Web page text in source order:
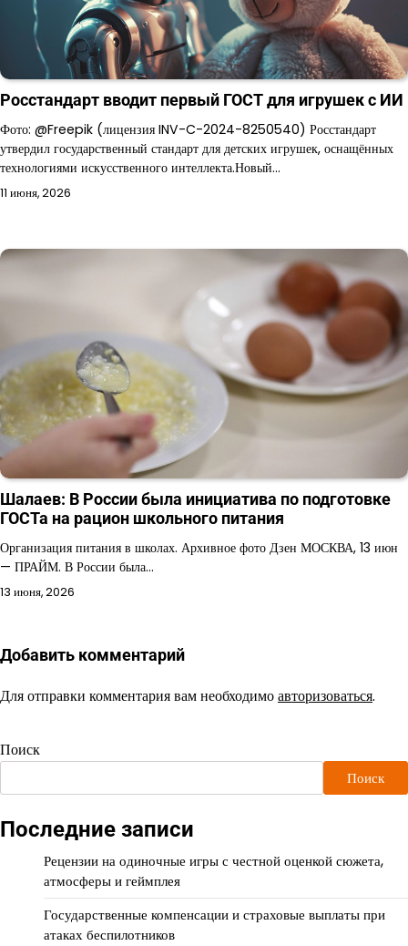
Росстандарт вводит первый ГОСТ для игрушек с ИИ
Фото: @Freepik (лицензия INV-C-2024-8250540) Росстандарт
утвердил государственный стандарт для детских игрушек, оснащённых
технологиями искусственного интеллекта.Новый…
11 июня, 2026
Шалаев: В России была инициатива по подготовке
ГОСТа на рацион школьного питания
Организация питания в школах. Архивное фото Дзен МОСКВА, 13 июн
— ПРАЙМ. В России была…
13 июня, 2026
Добавить комментарий
Для отправки комментария вам необходимоавторизоваться.
Поиск
Поиск
Последние записи
Рецензии на одиночные игры с честной оценкой сюжета,
атмосферы и геймплея
Государственные компенсации и страховые выплаты при
атаках беспилотников